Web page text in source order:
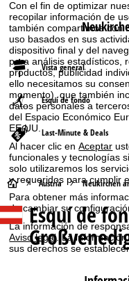
Con el fin de optimizar
recopilar información de
también compartimos con
uso basados en sus
dispositivo final y del
para análisis estadísticos,
productos, publicidad
ello necesitamos su
momento), que también
datos personales a
del Espacio Económico
EE.UU.
Al hacer clic enAceptar
funcionales y tecnologías
solo utilizaremos los
y requeridos para cumplir
Para obtener más
de cambiar su
La información de
Aviso legal. La
sus derechos se
Vista general
Esquí de fondo
Last-Minute & Deals
P
á
g
Austria Neukirchen
Esquí de